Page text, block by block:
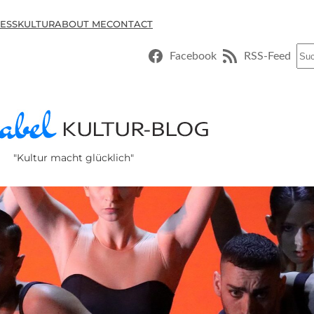
ESSKULTURABOUT MECONTACT
Facebook RSS-Feed
"Kultur macht glücklich"